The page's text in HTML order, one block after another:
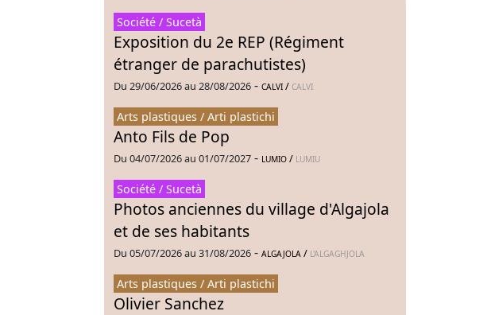
Société / Sucetà
Exposition du 2e REP (Régiment
étranger de parachutistes)
Du 29/06/2026 au 28/08/2026 - CALVI / CALVI
Arts plastiques / Arti plastichi
Anto Fils de Pop
Du 04/07/2026 au 01/07/2027 - LUMIO / LUMIU
Société / Sucetà
Photos anciennes du village d'Algajola
et de ses habitants
Du 05/07/2026 au 31/08/2026 - ALGAJOLA / L'ALGAGHJOLA
Arts plastiques / Arti plastichi
Olivier Sanchez